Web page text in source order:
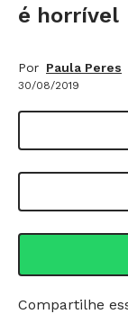
é horrível
Por Paula Peres
30/08/2019
Compartilhe